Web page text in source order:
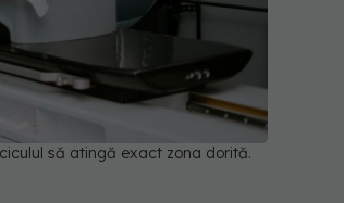
să atingă exact zona dorită.